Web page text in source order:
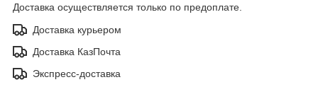
Доставка осуществляется только по предоплате.
Доставка курьером
Доставка КазПочта
Экспресс-доставка